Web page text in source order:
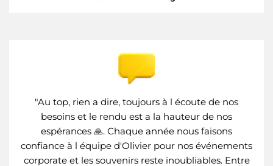
"Au top, rien a dire, toujours à l écoute de nos
besoins et le rendu est a la hauteur de nos
espérances 🙏. Chaque année nous faisons
confiance à l équipe d'Olivier pour nos événements
corporate et les souvenirs reste inoubliables. Entre